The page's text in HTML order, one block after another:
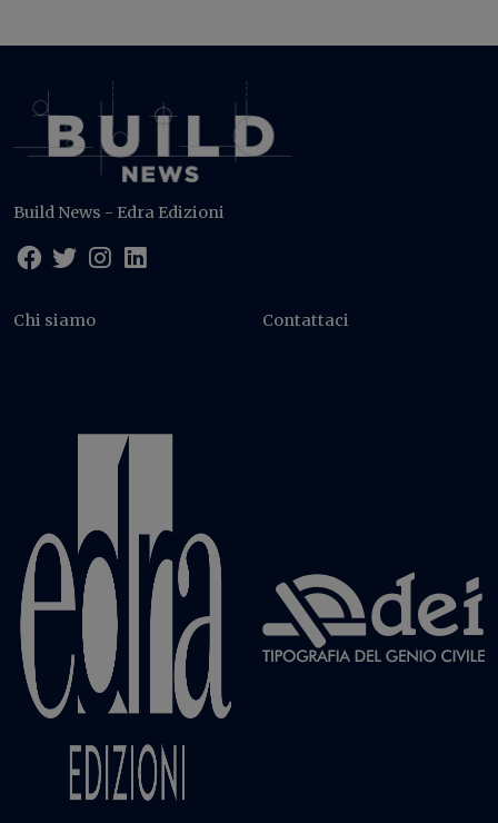
Build News - Edra Edizioni
Chi siamo Contattaci